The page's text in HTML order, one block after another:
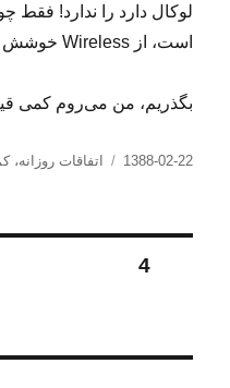
لوکال دارد را ندارد!
است، از Wireless خوشش می‌آید!
بگذریم، من می‌روم کمی
ارسال
1388-02-22 دسته‌ها
اتفاقات روزانه،
صفحه‌بندی
برگه4